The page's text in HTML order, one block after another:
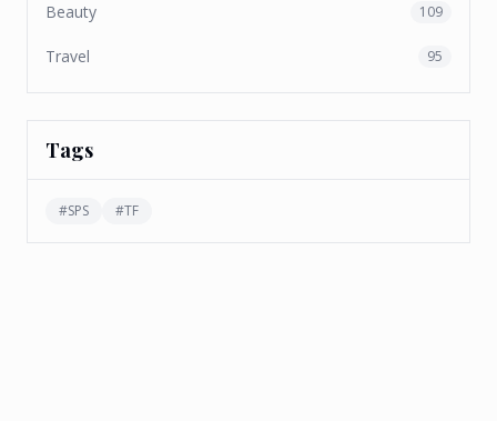
Beauty 109
Travel 95
Tags
#SPS #TF